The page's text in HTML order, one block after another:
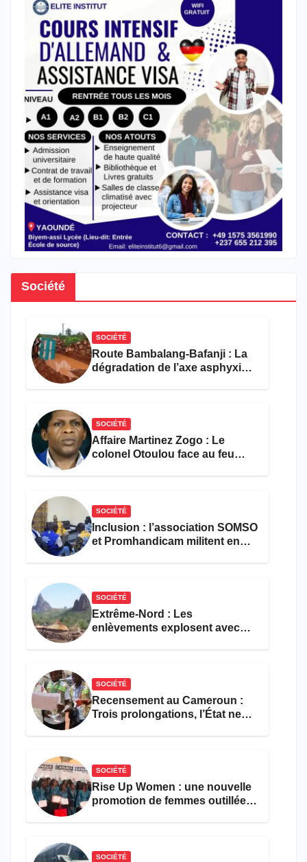
Société
SOCIÉTÉ
Route Bambalang-Bafanji : La
dégradation de l’axe asphyxie
SOCIÉTÉ
Affaire Martinez Zogo : Le
colonel Otoulou face au feu
SOCIÉTÉ
Inclusion : l’association SOMSO
et Promhandicam militent en
SOCIÉTÉ
Extrême-Nord : Les
enlèvements explosent avec
SOCIÉTÉ
Recensement au Cameroun :
Trois prolongations, l’État ne
SOCIÉTÉ
Rise Up Women : une nouvelle
promotion de femmes outillées
SOCIÉTÉ